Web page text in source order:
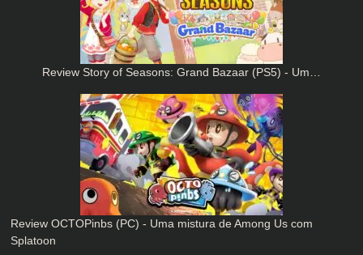
Review Story of Seasons: Grand Bazaar (PS5) - Um…
Review OCTOPinbs (PC) - Uma mistura de Among Us com
Splatoon